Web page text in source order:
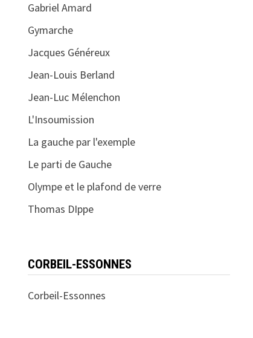
Gabriel Amard
Gymarche
Jacques Généreux
Jean-Louis Berland
Jean-Luc Mélenchon
L'Insoumission
La gauche par l'exemple
Le parti de Gauche
Olympe et le plafond de verre
Thomas DIppe
CORBEIL-ESSONNES
Corbeil-Essonnes